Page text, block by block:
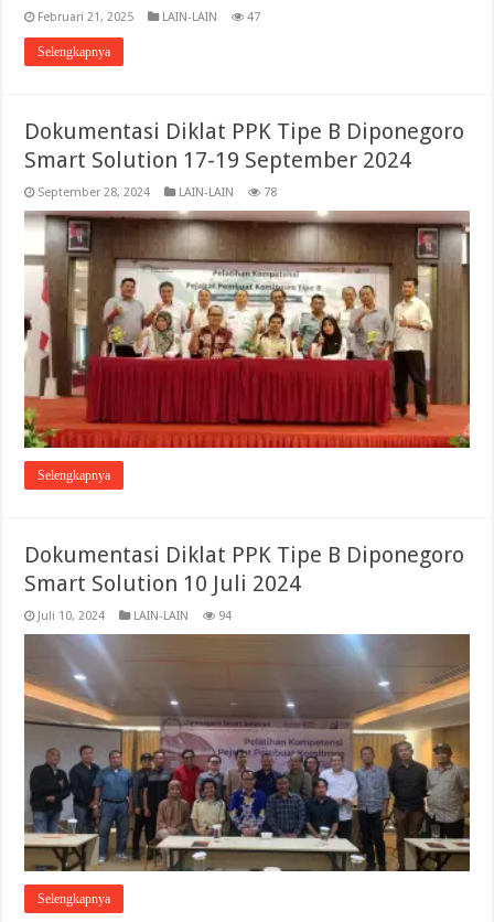
Februari 21, 2025 LAIN-LAIN 47
Selengkapnya
Dokumentasi Diklat PPK Tipe B Diponegoro
Smart Solution 17-19 September 2024
September 28, 2024 LAIN-LAIN 78
Selengkapnya
Dokumentasi Diklat PPK Tipe B Diponegoro
Smart Solution 10 Juli 2024
Juli 10, 2024 LAIN-LAIN 94
Selengkapnya